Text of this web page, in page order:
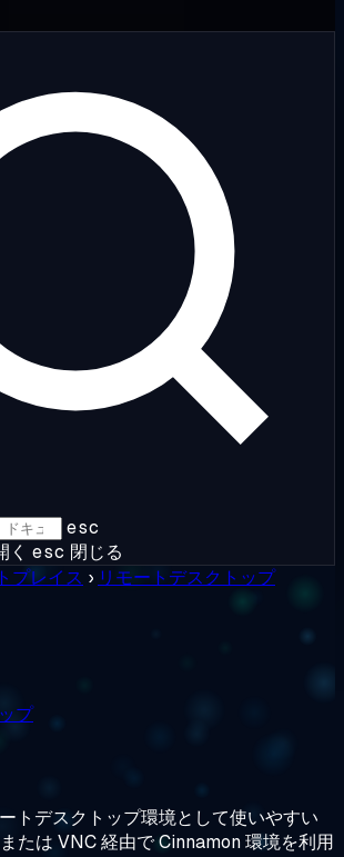
esc
く esc 閉じる
プレイス › リモートデスクトップ
プ
トデスクトップ環境として使いやすい
たは VNC 経由で Cinnamon 環境を利用